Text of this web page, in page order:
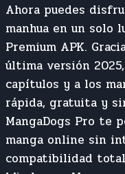
Ahora puedes
manhua en un solo
Premium APK.
última versión
capítulos y a los
rápida, gratuita y
MangaDogs Pro te
manga online sin
compatibilidad